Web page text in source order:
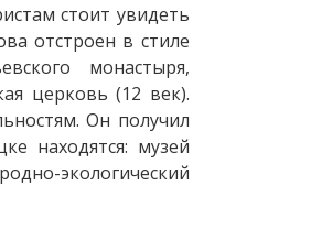
стоит увидеть
отстроен в стиле
монастыря,
церковь (12 век).
Он получил
находятся: музей
экологический